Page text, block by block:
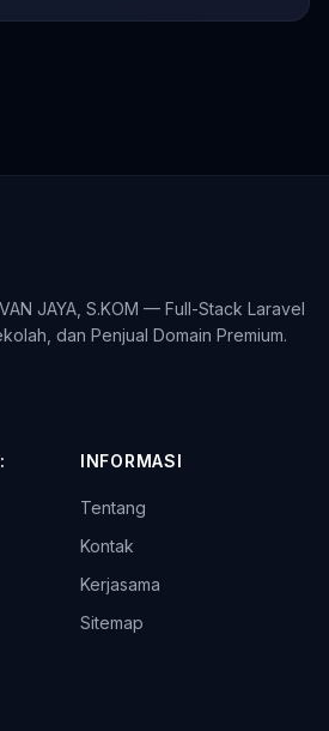
JAYA, S.KOM — Full-Stack Laravel
dan Penjual Domain Premium.
INFORMASI
Tentang
Kontak
Kerjasama
Sitemap